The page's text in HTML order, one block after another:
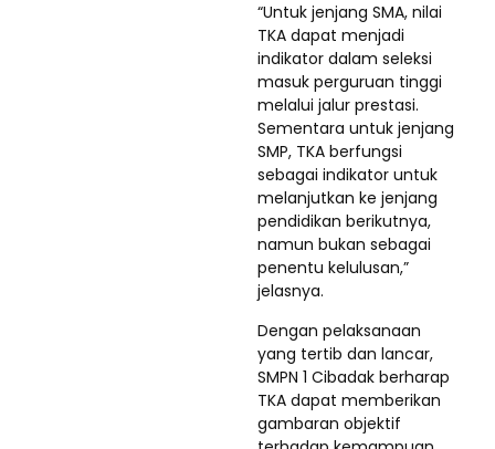
“Untuk jenjang SMA, nilai
TKA dapat menjadi
indikator dalam seleksi
masuk perguruan tinggi
melalui jalur prestasi.
Sementara untuk jenjang
SMP, TKA berfungsi
sebagai indikator untuk
melanjutkan ke jenjang
pendidikan berikutnya,
namun bukan sebagai
penentu kelulusan,”
jelasnya.
Dengan pelaksanaan
yang tertib dan lancar,
SMPN 1 Cibadak berharap
TKA dapat memberikan
gambaran objektif